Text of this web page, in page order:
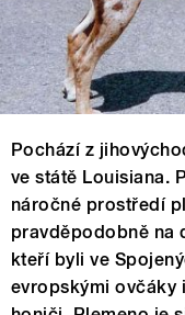
Pochází z
ve státě Louisiana.
náročné prostředí
pravděpodobně na
kteří byli ve
evropskými ovčáky